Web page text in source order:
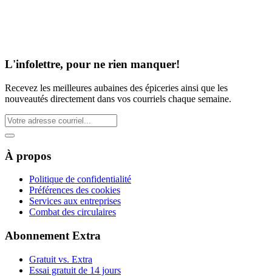
L'infolettre, pour ne rien manquer!
Recevez les meilleures aubaines des épiceries ainsi que les
nouveautés directement dans vos courriels chaque semaine.
À propos
Politique de confidentialité
Préférences des cookies
Services aux entreprises
Combat des circulaires
Abonnement Extra
Gratuit vs. Extra
Essai gratuit de 14 jours